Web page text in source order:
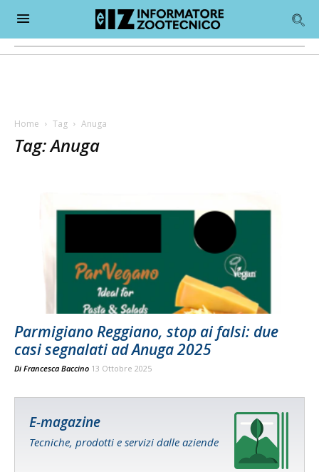
Home Tag Anuga
Tag: Anuga
Parmigiano Reggiano, stop ai falsi: due
casi segnalati ad Anuga 2025
Di Francesca Baccino 13 Ottobre 2025
E-magazine
Tecniche, prodotti e servizi dalle aziende